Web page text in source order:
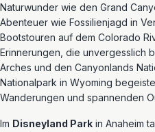
Naturwunder wie den Grand
Abenteuer wie Fossilienjagd in
Bootstouren auf dem Colorado
Erinnerungen, die unvergesslich
Arches und den Canyonlands
Nationalpark in Wyoming
Wanderungen und spannenden
Im Disneyland Park in Anaheim